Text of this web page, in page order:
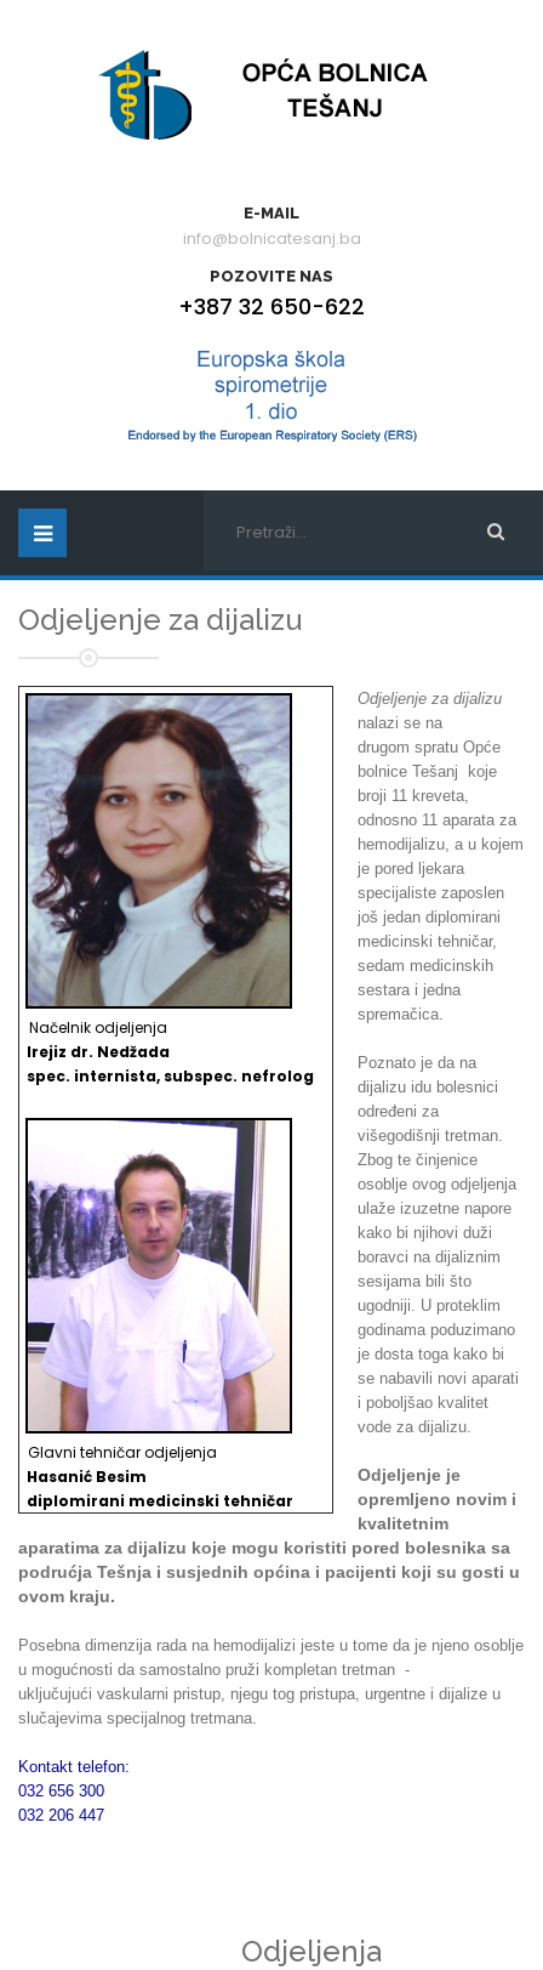
E-MAIL
info@bolnicatesanj.ba
POZOVITE NAS
+387 32 650-622
Odjeljenje za dijalizu
Načelnik odjeljenja
Irejiz dr. Nedžada
spec. internista, subspec. nefrolog
Glavni tehničar odjeljenja
Hasanić Besim
diplomirani medicinski tehničar
Odjeljenje za dijalizu
nalazi se na
drugom spratu Opće
bolnice Tešanj koje
broji 11 kreveta,
odnosno 11 aparata za
hemodijalizu, a u kojem
je pored ljekara
specijaliste zaposlen
još jedan diplomirani
medicinski tehničar,
sedam medicinskih
sestara i jedna
spremačica.
Poznato je da na
dijalizu idu bolesnici
određeni za
višegodišnji tretman.
Zbog te činjenice
osoblje ovog odjeljenja
ulaže izuzetne napore
kako bi njihovi duži
boravci na dijaliznim
sesijama bili što
ugodniji. U proteklim
godinama poduzimano
je dosta toga kako bi
se nabavili novi aparati
i poboljšao kvalitet
vode za dijalizu.
Odjeljenje je
opremljeno novim i
kvalitetnim
aparatima za dijalizu koje mogu koristiti pored bolesnika sa
podrućja Tešnja i susjednih općina i pacijenti koji su gosti u
ovom kraju.
Posebna dimenzija rada na hemodijalizi jeste u tome da je njeno osoblje
u mogućnosti da samostalno pruži kompletan tretman -
uključujući vaskularni pristup, njegu tog pristupa, urgentne i dijalize u
slučajevima specijalnog tretmana.
Kontakt telefon:
032 656 300
032 206 447
Odjeljenja